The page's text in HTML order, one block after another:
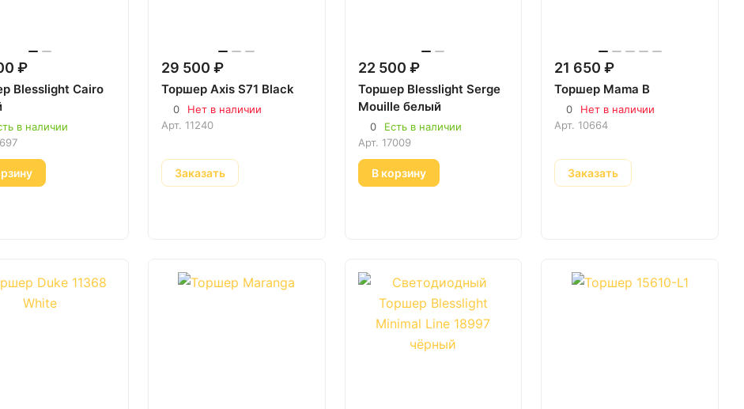
₽
Blesslight Cairo
в наличии
29 500 ₽
Торшер Axis S71 Black
0
Нет в наличии
Арт. 11240
Заказать
22 500 ₽
Торшер Blesslight Serge
Mouille белый
0
Есть в наличии
Арт. 17009
В корзину
21 650 ₽
Торшер Mama B
0
Нет в наличии
Арт. 10664
Заказать